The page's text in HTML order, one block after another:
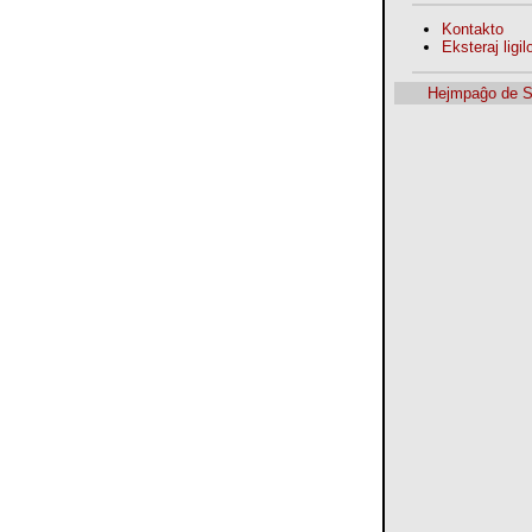
Kontakto
Eksteraj
Hejmpaĝo de